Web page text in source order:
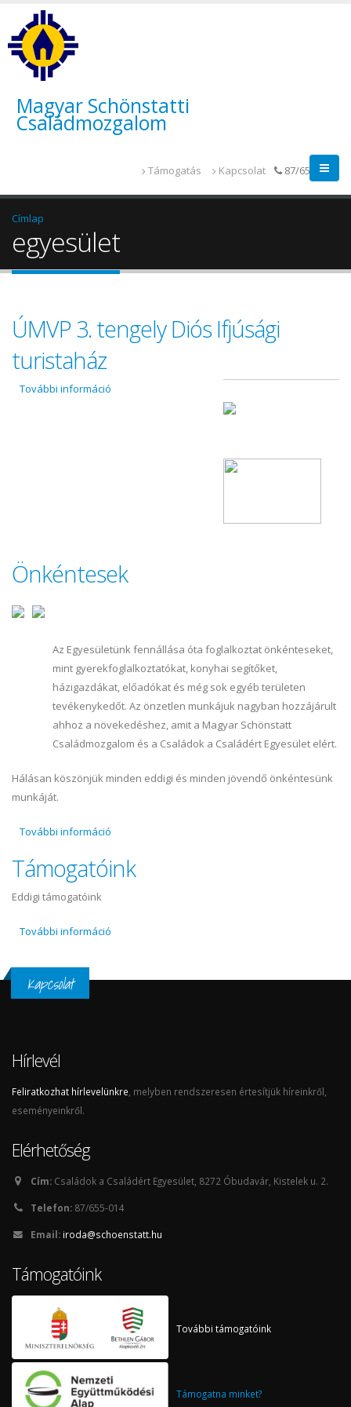
Magyar Schönstatti
Családmozgalom
Támogatás Kapcsolat 87/655-014
Címlap
egyesület
ÚMVP 3. tengely Diós Ifjúsági
turistaház
További információ
tartalommal kapcsolatosan
Önkéntesek
Az Egyesületünk fennállása óta foglalkoztat önkénteseket,
mint gyerekfoglalkoztatókat, konyhai segítőket,
házigazdákat, előadókat és még sok egyéb területen
tevékenykedőt. Az önzetlen munkájuk nagyban hozzájárult
ahhoz a növekedéshez, amit a Magyar Schönstatt
Családmozgalom és a Családok a Családért Egyesület elért.
Hálásan köszönjük minden eddigi és minden jövendő önkéntesünk
munkáját.
További információ
Támogatóink
Eddigi támogatóink
További információ
Kapcsolat
Hírlevél
Feliratkozhat hírlevelünkre , melyben rendszeresen értesítjük híreinkről,
eseményeinkről.
Elérhetőség
Cím: Családok a Családért Egyesület, 8272 Óbudavár, Kistelek u. 2.
Telefon: 87/655-014
Email: iroda@schoenstatt.hu
Támogatóink
További támogatóink
Támogatna minket?